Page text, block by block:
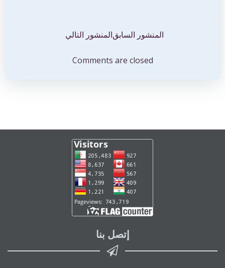
المقالات
المنشور السابقتصفّح
المقالات
المنشور التالي
Comments are closed
إتصل بنا